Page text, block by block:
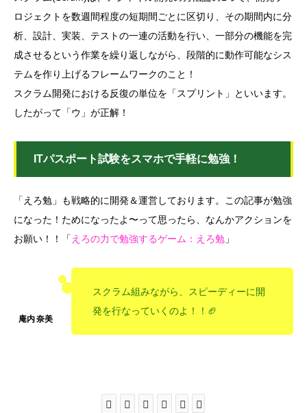
ロジェクトを数週間程度の短期間ごとに区切り、その期間内に分
析、設計、実装、テストの一連の活動を行い、一部分の機能を完
成させるという作業を繰り返しながら、段階的に動作可能なシス
テムを作り上げるフレームワークのこと！
スクラム開発における反復の単位を「スプリント」といいます。
したがって「ウ」が正解！
ITパスポート試験をスマホで手軽に勉強！
「えろ勉」も戦略的に開発＆運営しております。この記事が勉強
になった！ためになったよ〜って思ったら、なんかアクションを
お願い！！「えろの力で勉強するゲーム：えろ勉 」
スクラム組みながら、スピーディーに開
発を行なっていくのよ！！🏈